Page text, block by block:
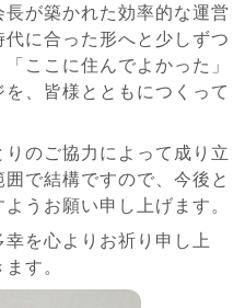
が築かれた効率的な運営
に合った形へと少しずつ
ここに住んでよかった」
、皆様とともにつくって
のご協力によって成り立
で結構ですので、今後と
うお願い申し上げます。
を心よりお祈り申し上
す。